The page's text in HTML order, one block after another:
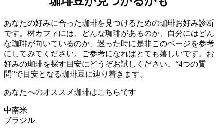
あなたの好みに合った珈琲を見つけるための珈琲お好み診断
です。桝カフィには、どんな珈琲があるのか、自分にはどん
な珈琲が向いているのか、迷った時に是非このページを参考
にしてみてください。ご参考になればとても嬉しいです。お
好みの珈琲を探す目安にどうぞお試しください。“4つの質
問”で目安となる珈琲豆に辿り着きます。
あなたへのオススメ珈琲はこちらです
中南米
ブラジル